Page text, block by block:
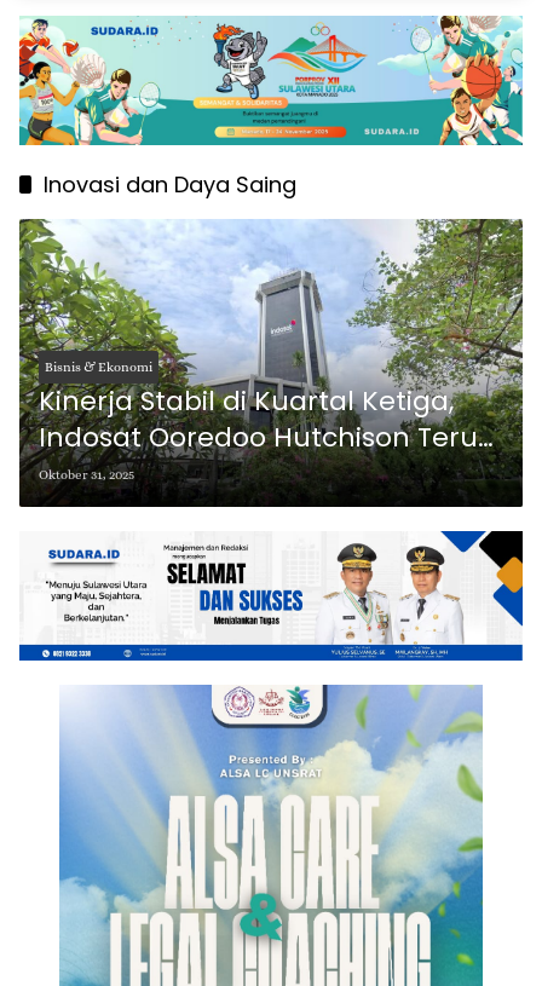
Inovasi dan Daya Saing
Bisnis & Ekonomi
Kinerja Stabil di Kuartal Ketiga,
Indosat Ooredoo Hutchison Terus
Dorong Inovasi dan Daya Saing di
Tengah Tantangan Makro
Oktober 31, 2025